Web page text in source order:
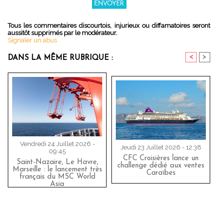
Tous les commentaires discourtois, injurieux ou diffamatoires seront
aussitôt supprimés par le modérateur.
Signaler un abus
DANS LA MÊME RUBRIQUE : < >
Vendredi 24 Juillet 2026 -
09:45
Saint-Nazaire, Le Havre,
Marseille : le lancement très
français du MSC World
Asia
Jeudi 23 Juillet 2026 - 12:38
CFC Croisières lance un
challenge dédié aux ventes
Caraïbes